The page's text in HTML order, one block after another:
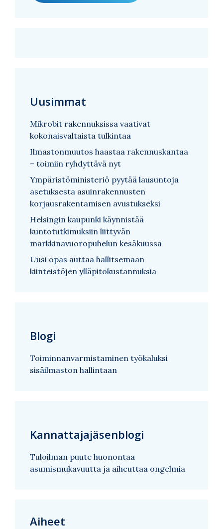
Uusimmat
Mikrobit rakennuksissa vaativat
kokonaisvaltaista tulkintaa
Ilmastonmuutos haastaa rakennuskantaa
– toimiin ryhdyttävä nyt
Ympäristöministeriö pyytää lausuntoja
asetuksesta asuinrakennusten
korjausrakentamisen avustukseksi
Helsingin kaupunki käynnistää
kuntotutkimuksiin liittyvän
markkinavuoropuhelun kesäkuussa
Uusi opas auttaa hallitsemaan
kiinteistöjen ylläpitokustannuksia
Blogi
Toiminnanvarmistaminen työkaluksi
sisäilmaston hallintaan
Kannattajajäsenblogi
Tuloilman puute huonontaa
asumismukavuutta ja aiheuttaa ongelmia
Aiheet